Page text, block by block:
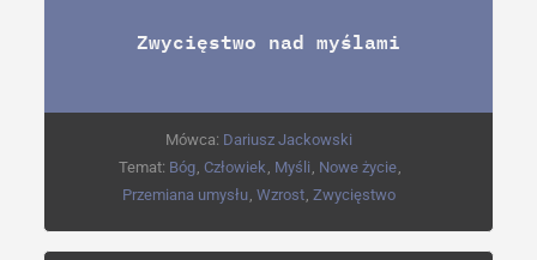
Zwycięstwo nad myślami
Mówca: Dariusz Jackowski
Temat: Bóg, Człowiek , Myśli , Nowe życie,
Przemiana umysłu,Wzrost,Zwycięstwo